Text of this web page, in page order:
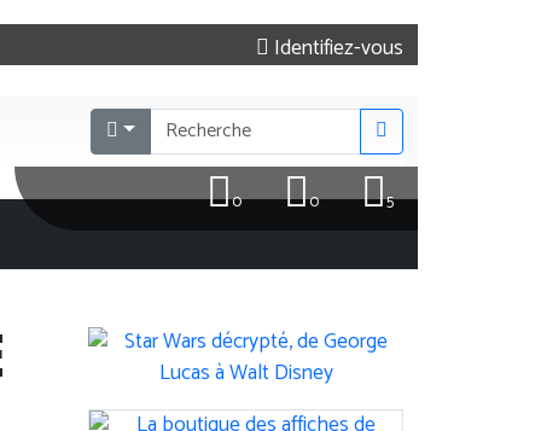
Identifiez-vous
5
0
0